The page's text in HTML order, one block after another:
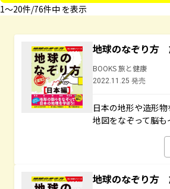
1〜20件/76件中 を表示
地球のなぞり
BOOKS 旅と健康
2022.11.25 発売
日本の地形や造形
地図をなぞって脳も
地球のなぞり方